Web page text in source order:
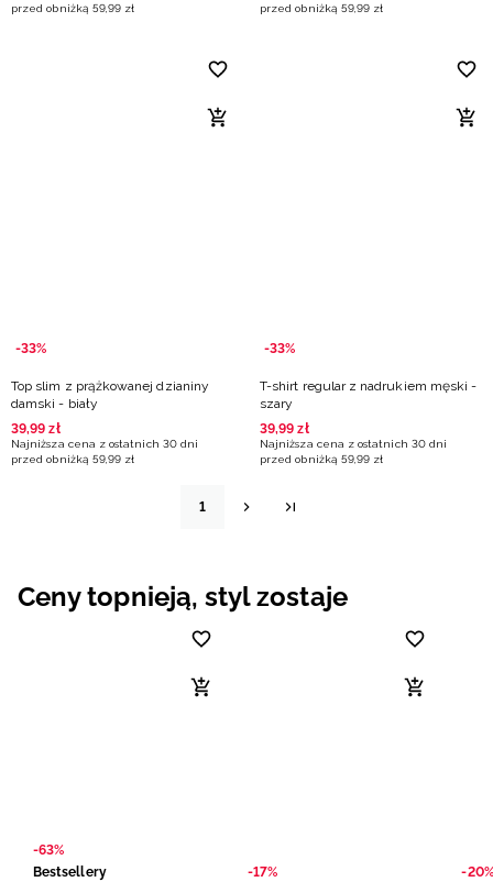
przed obniżką 59,99 zł
przed obniżką 59,99 zł
-33%
Top slim z prążkowanej dzianiny
damski - biały
39,99 zł
Najniższa cena z ostatnich 30 dni
przed obniżką 59,99 zł
-33%
T-shirt regular z nadrukiem męski -
szary
39,99 zł
Najniższa cena z ostatnich 30 dni
przed obniżką 59,99 zł
1
Ceny topnieją, styl zostaje
-63%
Bestsellery
-17% -20%